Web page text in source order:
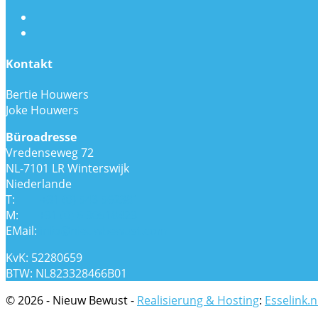
Kontakt
Bertie Houwers
Joke Houwers
Büroadresse
Vredenseweg 72
NL-7101 LR Winterswijk
Niederlande
T:
M:
EMail:
KvK: 52280659
BTW: NL823328466B01
© 2026 - Nieuw Bewust - Realisierung & Hosting: